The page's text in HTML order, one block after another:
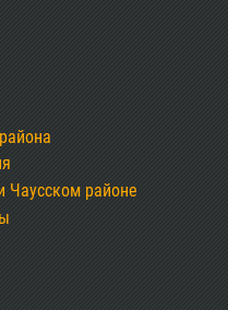
Чаусском районе